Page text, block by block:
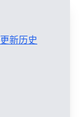
更新历史